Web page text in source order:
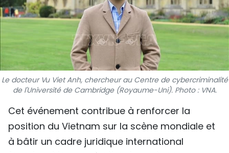
INFOGRAPHIE
PHOTO
VIDÉO
À PROPOS DU "PEUPLE"
TIẾNG VIỆT
ENGLISH
Le docteur Vu Viet Anh, chercheur au Centre de cybercriminalité
de l'Université de Cambridge (Royaume-Uni). Photo : VNA.
Cet événement contribue à renforcer la
position du Vietnam sur la scène mondiale et
à bâtir un cadre juridique international